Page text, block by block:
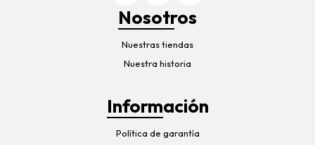
Nosotros
Nuestras tiendas
Nuestra historia
Información
Política de garantía